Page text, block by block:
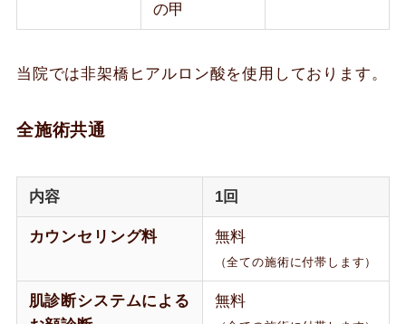
の甲
当院では非架橋ヒアルロン酸を使用しております。
全施術共通
内容 1回
カウンセリング料 無料
（全ての施術に付帯します）
肌診断システムによる
無料